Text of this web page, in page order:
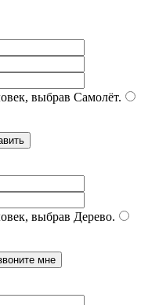
выбрав Самолёт.
выбрав Дерево.